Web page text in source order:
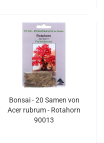
Bonsai - 20 Samen von
Acer rubrum - Rotahorn
90013